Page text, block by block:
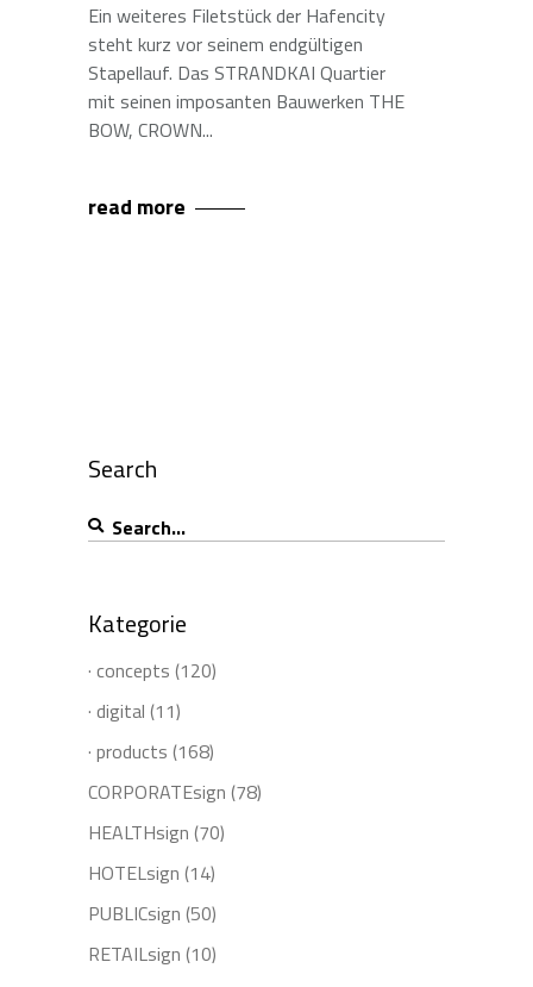
Ein weiteres Filetstück der Hafencity
steht kurz vor seinem endgültigen
Stapellauf. Das STRANDKAI Quartier
mit seinen imposanten Bauwerken THE
BOW, CROWN
read more
Search
Search
for:
Kategorie
· concepts (120)
· digital (11)
· products (168)
CORPORATEsign (78)
HEALTHsign (70)
HOTELsign (14)
PUBLICsign (50)
RETAILsign (10)